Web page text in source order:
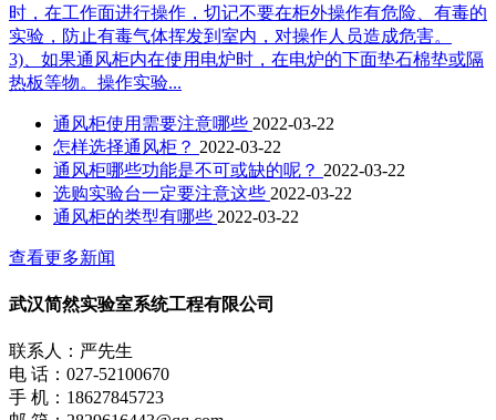
时，在工作面进行操作，切记不要在柜外操作有危险、有毒的
实验，防止有毒气体挥发到室内，对操作人员造成危害。
3)、如果通风柜内在使用电炉时，在电炉的下面垫石棉垫或隔
热板等物。操作实验...
通风柜使用需要注意哪些 2022-03-22
怎样选择通风柜？ 2022-03-22
通风柜哪些功能是不可或缺的呢？ 2022-03-22
选购实验台一定要注意这些 2022-03-22
通风柜的类型有哪些 2022-03-22
查看更多新闻
武汉简然实验室系统工程有限公司
联系人：严先生
电 话：027-52100670
手 机：18627845723